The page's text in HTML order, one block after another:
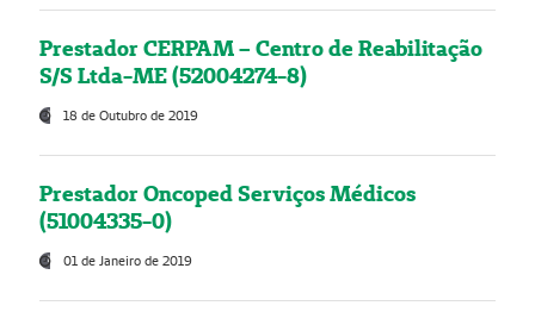
Prestador CERPAM – Centro de Reabilitação
S/S Ltda-ME (52004274-8)
18 de Outubro de 2019
Prestador Oncoped Serviços Médicos
(51004335-0)
01 de Janeiro de 2019